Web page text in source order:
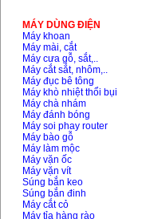
MÁY DÙNG ĐIỆN
Máy khoan
Máy mài, cắt
Máy cưa gỗ, sắt,..
Máy cắt sắt, nhôm,..
Máy đục bê tông
Máy khò nhiệt thổi bụi
Máy chà nhám
Máy đánh bóng
Máy soi phay router
Máy bào gỗ
Máy làm mộc
Máy vặn ốc
Máy vặn vít
Súng bắn keo
Súng bắn đinh
Máy cắt cỏ
Máy tỉa hàng rào